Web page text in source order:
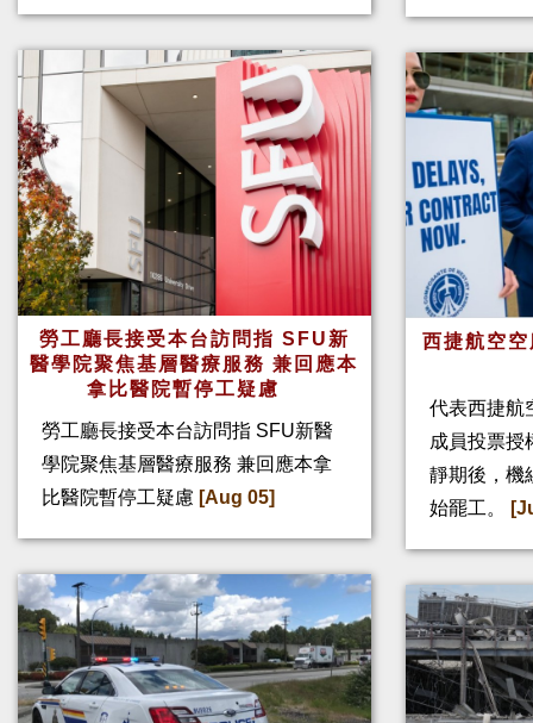
勞工廳長接受本台訪問指 SFU新
醫學院聚焦基層醫療服務 兼回應本
拿比醫院暫停工疑慮
勞工廳長接受本台訪問指 SFU新醫
學院聚焦基層醫療服務 兼回應本拿
比醫院暫停工疑慮 [Aug 05]
西捷航空
代表西捷航
成員投票授
靜期後，機
始罷工。